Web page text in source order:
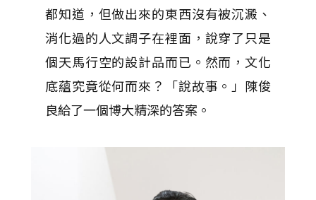
都知道，但做出來的東西沒有被沉澱、
消化過的人文調子在裡面，說穿了只是
個天馬行空的設計品而已。然而，文化
底蘊究竟從何而來？「說故事。」陳俊
良給了一個博大精深的答案。